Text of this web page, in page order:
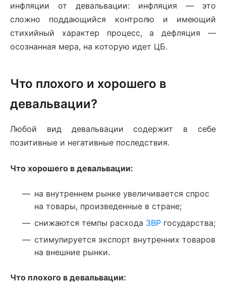
инфляции от девальвации: инфляция — это
сложно поддающийся контролю и имеющий
стихийный характер процесс, а дефляция —
осознанная мера, на которую идет ЦБ.
Что плохого и хорошего в
девальвации?
Любой вид девальвации содержит в себе
позитивные и негативные последствия.
Что хорошего в девальвации:
на внутреннем рынке увеличивается спрос
на товары, произведенные в стране;
снижаются темпы расхода ЗВР государства;
стимулируется экспорт внутренних товаров
на внешние рынки.
Что плохого в девальвации: